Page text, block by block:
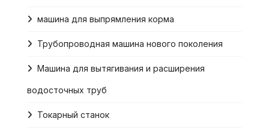
машина для выпрямления корма
Трубопроводная машина нового поколения
Машина для вытягивания и расширения
водосточных труб
Токарный станок